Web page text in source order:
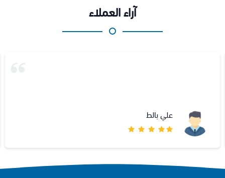
آراء العملاء
علي بالط